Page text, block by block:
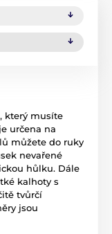
který musíte
určena na
můžete do ruky
nevařené
hůlku. Dále
kalhoty s
tvůrčí
jsou